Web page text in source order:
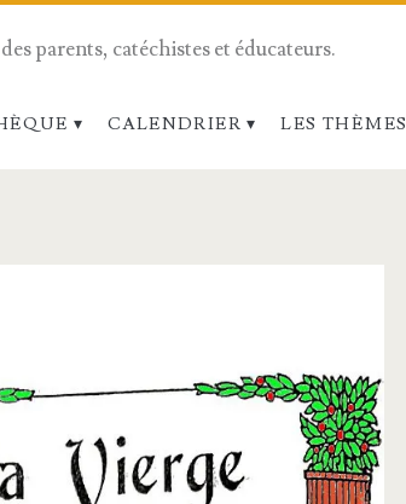
parents, catéchistes et éducateurs.
CALENDRIER LES THÈMES